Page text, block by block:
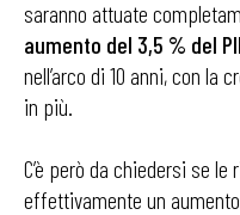
saranno attuate
aumento del 3,5 % del
nell’arco di 10 anni, con la
in più.
C’è però da chiedersi se
effettivamente un